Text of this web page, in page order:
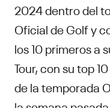
2024 dentro del
Oficial de Golf y
los 10 primeros a
Tour, con su top
de la temporada